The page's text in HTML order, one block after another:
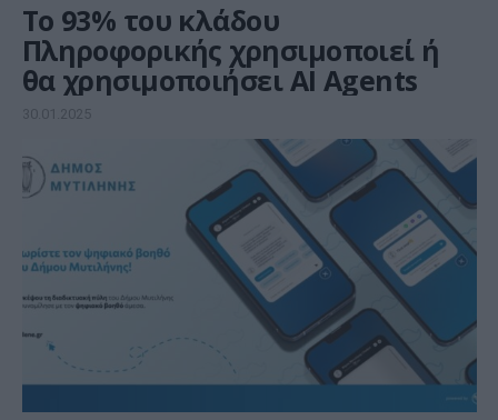
Το 93% του κλάδου
Πληροφορικής χρησιμοποιεί ή
θα χρησιμοποιήσει ΑΙ Agents
30.01.2025